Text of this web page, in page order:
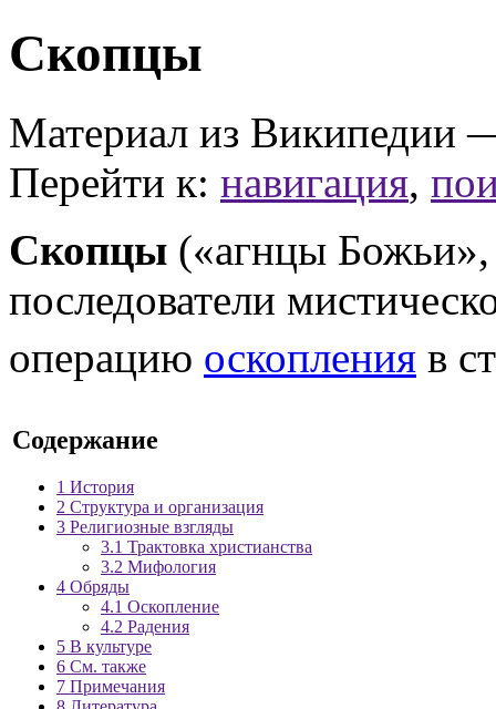
Скопцы
Материал из Википедии
Перейти к: навигация,
Скопцы («агнцы
последователи
операцию оскопления в
Содержание
1 История
2 Структура и организация
3 Религиозные взгляды
3.1 Трактовка христианства
3.2 Мифология
4 Обряды
4.1 Оскопление
4.2 Радения
5 В культуре
6 См. также
7 Примечания